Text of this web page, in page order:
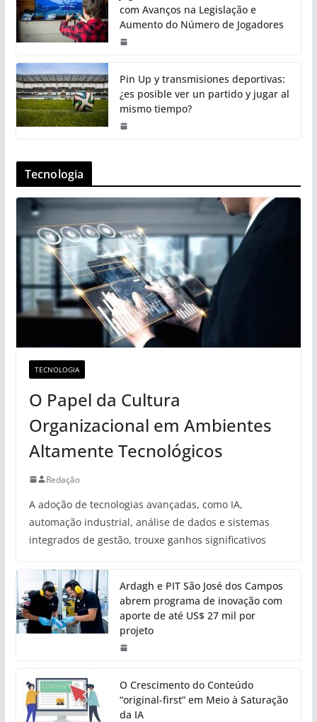
com Avanços na Legislação e
Aumento do Número de Jogadores
Pin Up y transmisiones deportivas:
¿es posible ver un partido y jugar al
mismo tiempo?
Tecnologia
TECNOLOGIA
O Papel da Cultura
Organizacional em Ambientes
Altamente Tecnológicos
Redação
A adoção de tecnologias avançadas, como IA,
automação industrial, análise de dados e sistemas
integrados de gestão, trouxe ganhos significativos
Ardagh e PIT São José dos Campos
abrem programa de inovação com
aporte de até US$ 27 mil por
projeto
O Crescimento do Conteúdo
“original-first” em Meio à Saturação
da IA